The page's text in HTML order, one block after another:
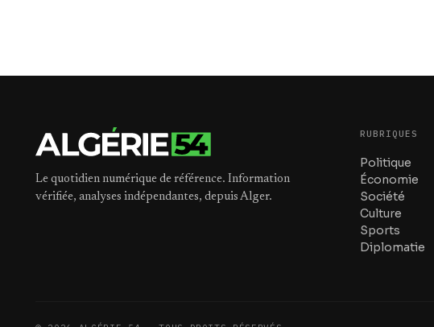
Le quotidien numérique de référence. Information
vérifiée, analyses indépendantes, depuis Alger.
RUBRIQUES
Politique
Économie
Société
Culture
Sports
Diplomatie